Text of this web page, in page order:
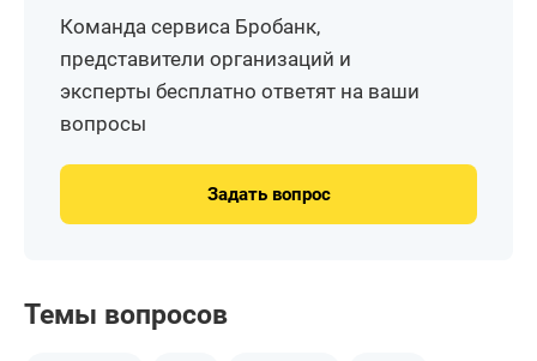
Команда сервиса Бробанк,
представители организаций и
эксперты бесплатно ответят на ваши
вопросы
Задать вопрос
Темы вопросов